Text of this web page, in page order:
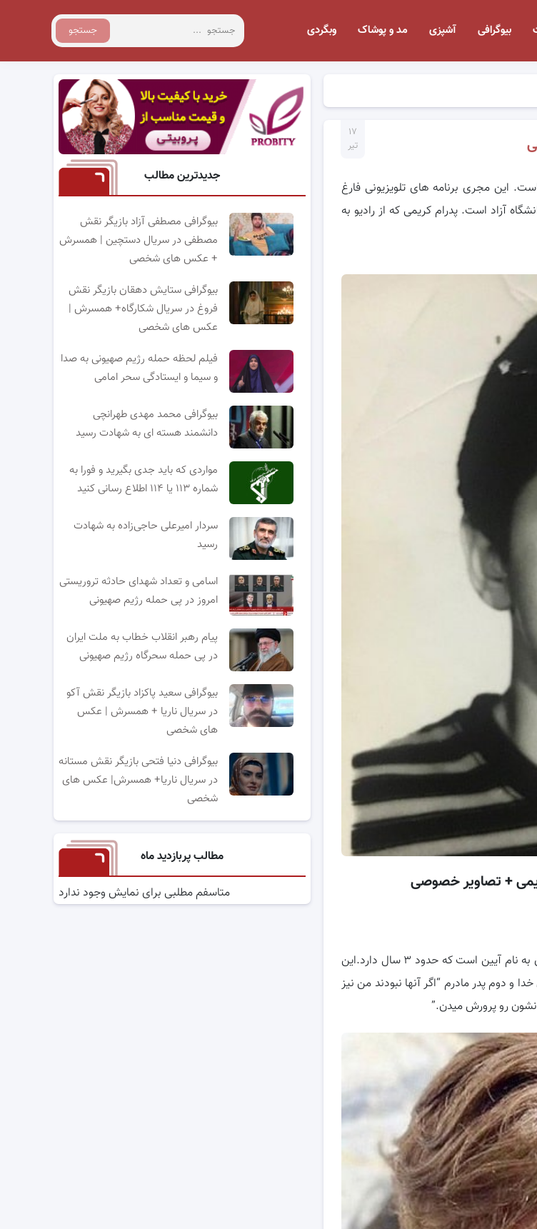
جستجو بیوگرافی آشپزی مد و پوشاک وبگردی
۱۷
تیر
مجری و گوینده است. این مجری برنامه های تلویزیونی فارغ
آزاد است. پدرام کریمی که از رادیو به
+ تصاویر خصوصی
پدرام کریمی ازدواج کرده و تاهیل می باشد. حاصل ازدواج وی با همسرش پسری به نام آیین است که حدود ۳ سال دارد.این
و دوم پدر مادرم “اگر آنها نبودند من نیز
رو پرورش میدن.”
جدیدترین مطالب
بیوگرافی مصطفی آزاد بازیگر نقش
مصطفی در سریال دستچین | همسرش
+ عکس های شخصی
بیوگرافی ستایش دهقان بازیگر نقش
فروغ در سریال شکارگاه+ همسرش |
عکس های شخصی
فیلم لحظه حمله رژیم صهیونی به صدا
و سیما و ایستادگی سحر امامی
بیوگرافی محمد مهدی طهرانچی
دانشمند هسته ای به شهادت رسید
مواردی که باید جدی بگیرید و فورا به
شماره ۱۱۳ یا ۱۱۴ اطلاع رسانی کنید
سردار امیرعلی حاجی‌زاده به شهادت
رسید
اسامی و تعداد شهدای حادثه تروریستی
امروز در پی حمله رژیم صهیونی
پیام رهبر انقلاب خطاب به ملت ایران
در پی حمله سحرگاه رژیم صهیونی
بیوگرافی سعید پاکزاد بازیگر نقش آکو
در سریال ناریا + همسرش | عکس
های شخصی
بیوگرافی دنیا فتحی بازیگر نقش مستانه
در سریال ناریا+ همسرش| عکس های
شخصی
مطالب پربازدید ماه
متاسفم مطلبی برای نمایش وجود ندارد